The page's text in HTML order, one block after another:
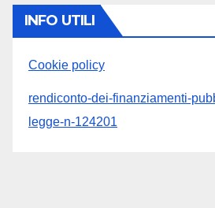
INFO UTILI
Cookie policy
rendiconto-dei-finanziamenti-
legge-n-124201